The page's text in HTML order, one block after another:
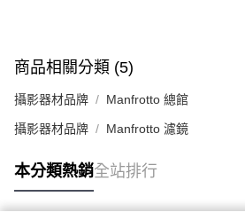
商品相關分類 (5)
攝影器材品牌 Manfrotto 總館
攝影器材品牌 Manfrotto 濾鏡
本分類熱銷全站排行